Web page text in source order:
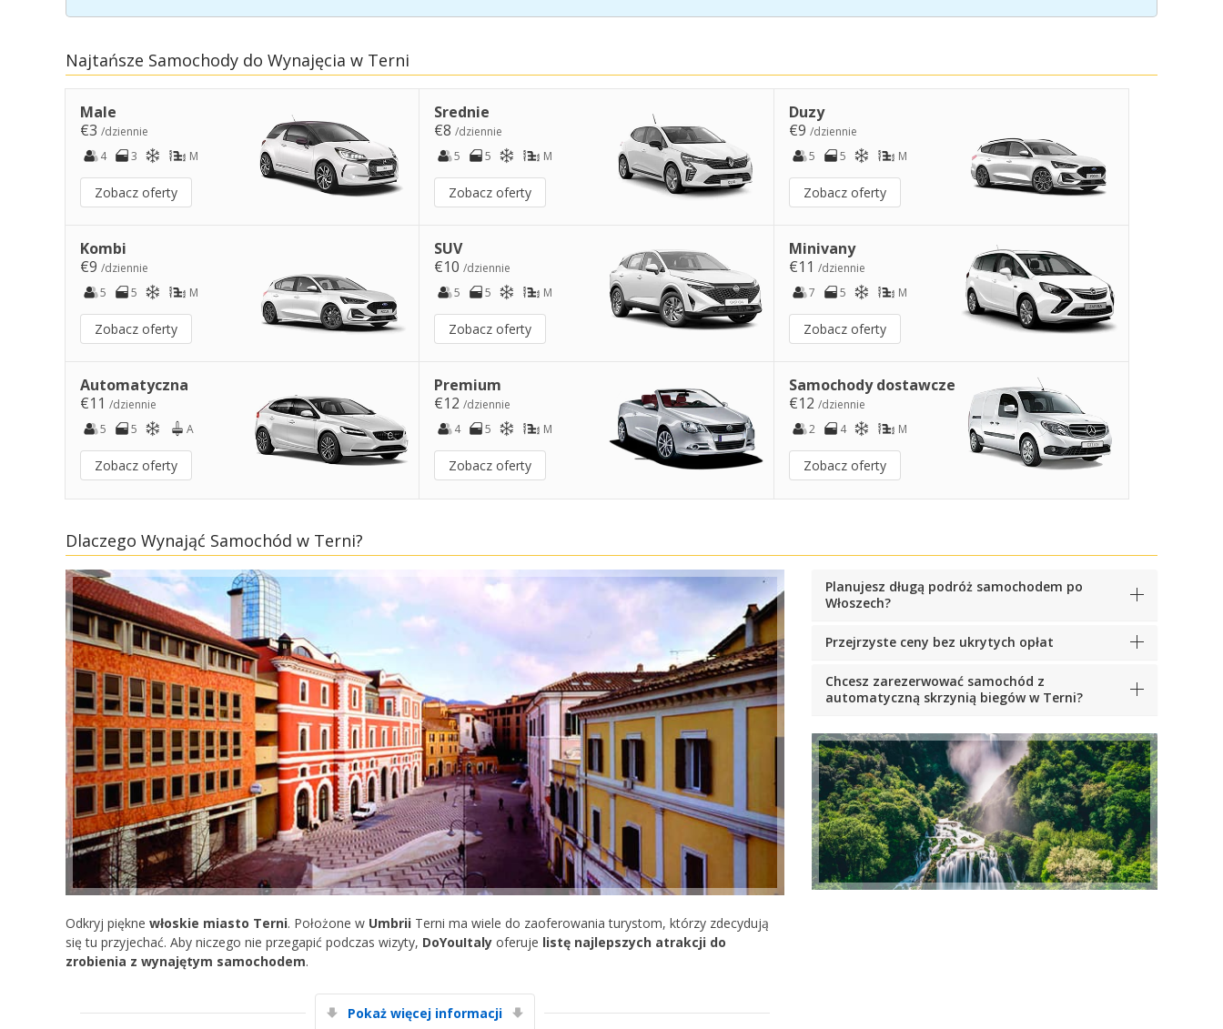
Najtańsze Samochody do Wynajęcia w Terni
Male
€3 /dziennie
4
3 M
Zobacz oferty
Srednie
€8/dziennie
5
5 M
Zobacz oferty
Duzy
€9 /dziennie
5
5 M
Zobacz oferty
Kombi
€9 /dziennie
5
5 M
Zobacz oferty
SUV
€10/dziennie
5
5 M
Zobacz oferty
Minivany
€11 /dziennie
7
5 M
Zobacz oferty
Automatyczna
€11 /dziennie
5
5 A
Zobacz oferty
Premium
€12/dziennie
4
5 M
Zobacz oferty
Samochody dostawcze
€12 /dziennie
2
4 M
Zobacz oferty
Dlaczego Wynająć Samochód w Terni?
Odkryj piękne włoskie miasto Terni. Położone w Umbrii Terni ma wiele do zaoferowania turystom, którzy zdecydują
się tu przyjechać. Aby niczego nie przegapić podczas wizyty, DoYouItaly oferuje listę najlepszych atrakcji do
zrobienia z wynajętym samochodem.
Pokaż więcej informacji
Planujesz długą podróż samochodem po
Włoszech?
Przejrzyste ceny bez ukrytych opłat
Chcesz zarezerwować samochód z
automatyczną skrzynią biegów w Terni?